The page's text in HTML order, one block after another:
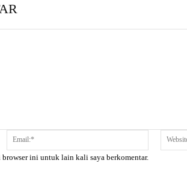
Email:*
ini untuk lain kali saya berkomentar.